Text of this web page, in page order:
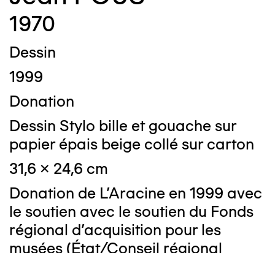
1970
Dessin
1999
Donation
Dessin Stylo bille et gouache sur
papier épais beige collé sur carton
31,6 x 24,6 cm
Donation de L'Aracine en 1999 avec
le soutien avec le soutien du Fonds
régional d'acquisition pour les
musées (État/Conseil régional